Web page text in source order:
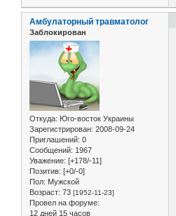
Амбулаторный травматолог
Заблокирован
Откуда: Юго-восток Украины
Зарегистрирован: 2008-09-24
Приглашений: 0
Сообщений: 1967
Уважение: [+178/-11]
Позитив: [+0/-0]
Пол: Мужской
Возраст: 73 [1952-11-23]
Провел на форуме:
12 дней 15 часов